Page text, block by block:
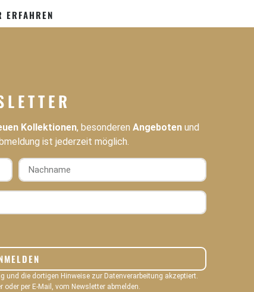
ERFAHREN
Kollektionen, besonderen Angebotenund
ist jederzeit möglich.
Nachname
und die dortigen Hinweise zur Datenverarbeitung akzeptiert.
per E-Mail, vom Newsletter abmelden.